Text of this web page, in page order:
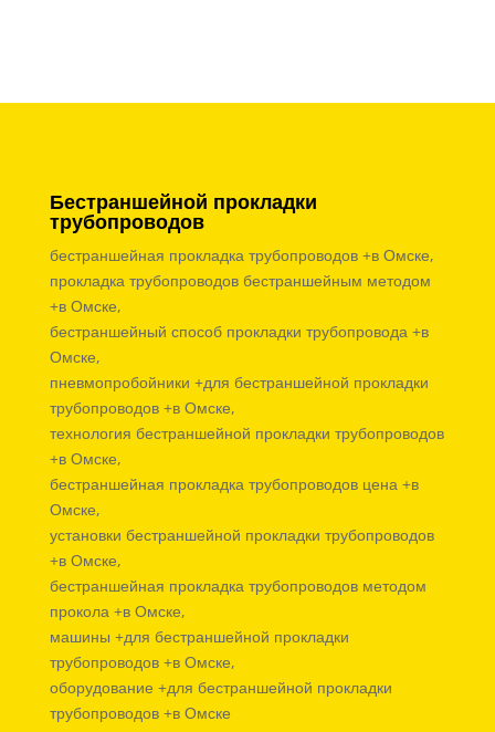
Бестраншейной прокладки
трубопроводов
бестраншейная прокладка трубопроводов +в Омске,
прокладка трубопроводов бестраншейным методом
+в Омске,
бестраншейный способ прокладки трубопровода +в
Омске,
пневмопробойники +для бестраншейной прокладки
трубопроводов +в Омске,
технология бестраншейной прокладки трубопроводов
+в Омске,
бестраншейная прокладка трубопроводов цена +в
Омске,
установки бестраншейной прокладки трубопроводов
+в Омске,
бестраншейная прокладка трубопроводов методом
прокола +в Омске,
машины +для бестраншейной прокладки
трубопроводов +в Омске,
оборудование +для бестраншейной прокладки
трубопроводов +в Омске